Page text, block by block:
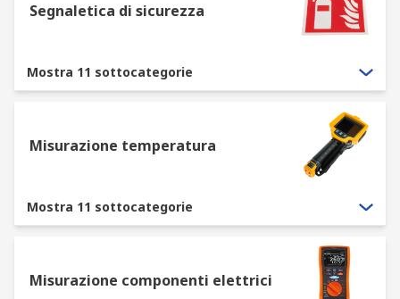
Segnaletica di sicurezza
Mostra 11 sottocategorie
Misurazione temperatura
Mostra 11 sottocategorie
Misurazione componenti elettrici